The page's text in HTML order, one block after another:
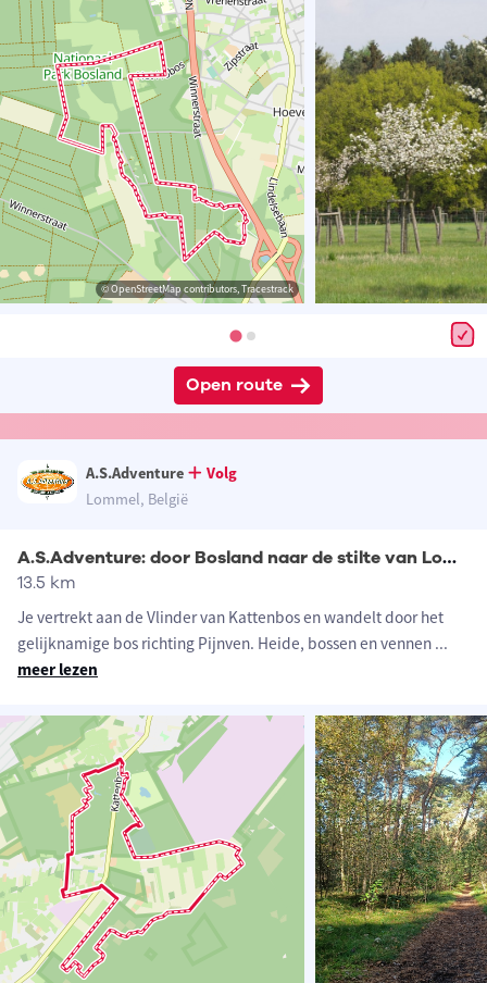
© OpenStreetMap contributors, Tracestrack
Open route
A.S.Adventure
Volg
Lommel, België
A.S.Adventure: door Bosland naar de stilte van Lommel
13.5 km
Je vertrekt aan de Vlinder van Kattenbos en wandelt door het
gelijknamige bos richting Pijnven. Heide, bossen en vennen ...
meer lezen